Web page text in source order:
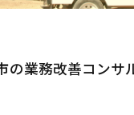
業務改善コンサ